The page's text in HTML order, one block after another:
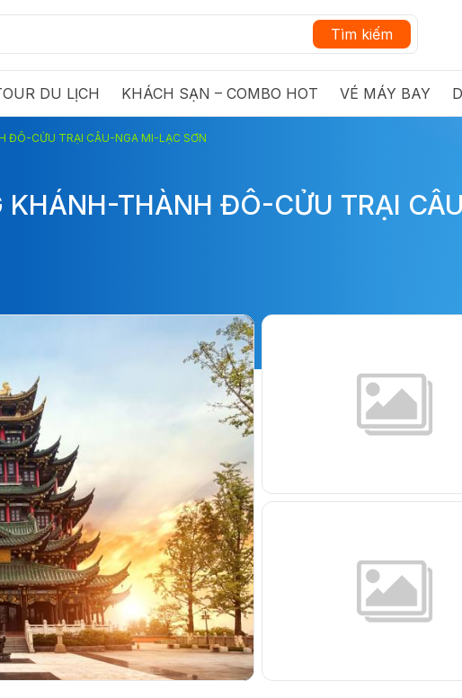
Tìm kiếm
DU LỊCH KHÁCH SẠN – COMBO HOT VÉ MÁY BAY
ĐÔ-CỬU TRẠI CÂU-NGA MI-LẠC SƠN
KHÁNH-THÀNH ĐÔ-CỬU TRẠI